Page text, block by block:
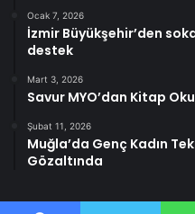
Ocak 7, 2026
İzmir Büyükşehir’den
destek
Mart 3, 2026
Savur MYO’dan Kitap
Şubat 11, 2026
Muğla’da Genç Kadın
Gözaltında